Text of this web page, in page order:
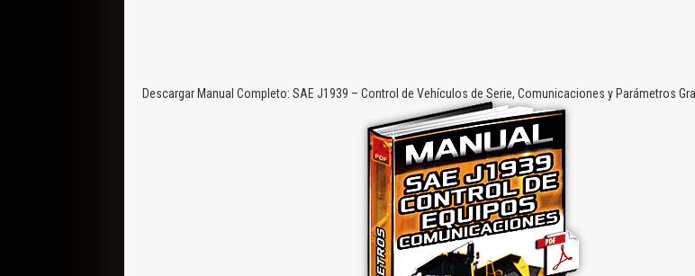
Descargar Manual Completo: SAE J1939 – Control de Vehículos de Serie, Comunicaciones y Parámetros